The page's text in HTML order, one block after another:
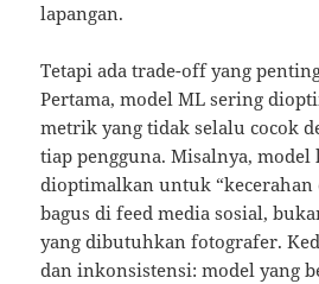
lapangan.
Tetapi ada trade-off yang
Pertama, model ML sering
metrik yang tidak selalu cocok
tiap pengguna. Misalnya, model
dioptimalkan untuk “kecerahan
bagus di feed media sosial,
yang dibutuhkan fotografer.
dan inkonsistensi: model yang